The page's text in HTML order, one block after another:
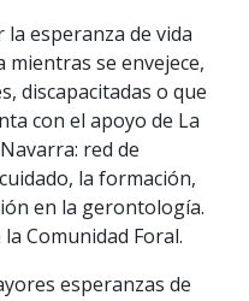
esperanza de vida
mientras se envejece,
discapacitadas o que
con el apoyo de La
red de
la formación,
en la gerontología.
Comunidad Foral.
esperanzas de